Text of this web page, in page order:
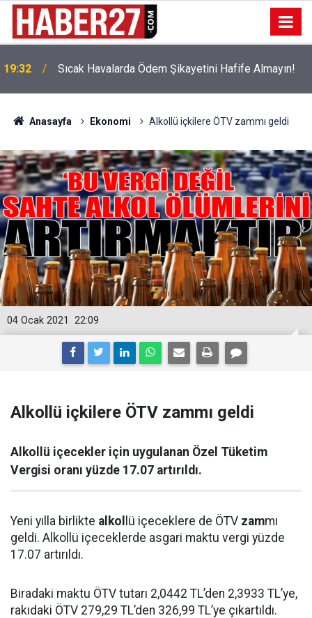
19:32 Sıcak Havalarda Ödem Şikayetini Hafife Almayın!
Anasayfa Ekonomi Alkollü içkilere ÖTV zammı geldi
22:09
04 Ocak 2021
Alkollü içkilere ÖTV zammı geldi
Alkollü içecekler için uygulanan Özel Tüketim
Vergisi oranı yüzde 17.07 artırıldı.
Yeni yılla birlikte alkol lü içeceklere de ÖTV zammı
geldi. Alkollü içeceklerde asgari maktu vergi yüzde
17.07 artırıldı.
Biradaki maktu ÖTV tutarı 2,0442 TL’den 2,3933 TL’ye,
rakıdaki ÖTV 279,29 TL’den 326,99 TL’ye çıkartıldı.